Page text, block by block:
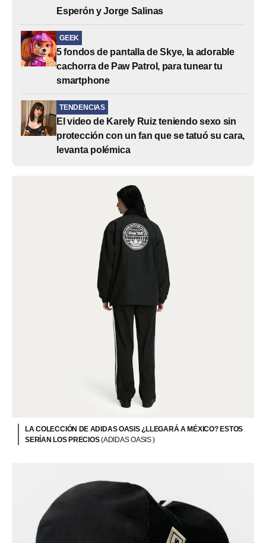
Esperón y Jorge Salinas
GEEK
5 fondos de pantalla de Skye, la adorable
cachorra de Paw Patrol, para tunear tu
smartphone
TENDENCIAS
El video de Karely Ruiz teniendo sexo sin
protección con un fan que se tatuó su cara,
levanta polémica
LA COLECCIÓN DE ADIDAS OASIS ¿LLEGARÁ A MÉXICO? ESTOS
SERÍAN LOS PRECIOS(ADIDAS OASIS )